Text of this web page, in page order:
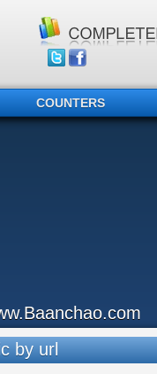
COUNTERS
by url